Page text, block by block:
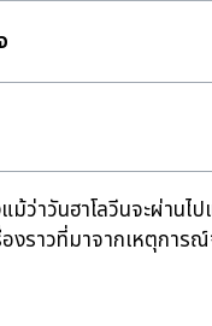
ม้ว่าวันฮาโลวีนจะผ่านไ
องราวที่มาจากเหตุกา